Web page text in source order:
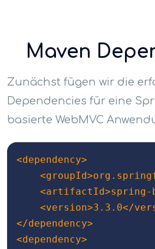
Maven
Zunächst fügen wir die
Dependencies für eine
basierte WebMVC
<dependency>
</dependency>
<dependency>